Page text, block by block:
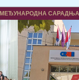
МЕЂУНАРОДНА САРАДЊА